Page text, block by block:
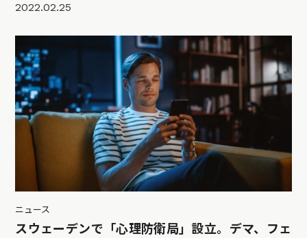
2022.02.25
ニュース
スウェーデンで「心理防衛局」設立。デマ、フェ